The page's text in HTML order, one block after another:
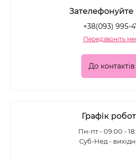
Зателефонуйте
+38(093) 995-
Передзвоніть
До контактів
Графік
Пн-пт - 09:00 -
Суб-Нед -